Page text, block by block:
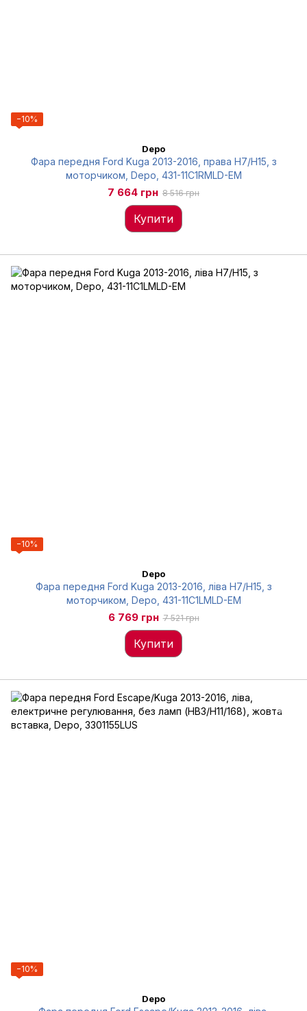
−10%
Depo
Фара передня Ford Kuga 2013-2016, права H7/H15, з
моторчиком, Depo, 431-11C1RMLD-EM
7 664 грн 8 516 грн
Купити
−10%
Depo
Фара передня Ford Kuga 2013-2016, ліва H7/H15, з
моторчиком, Depo, 431-11C1LMLD-EM
6 769 грн 7 521 грн
Купити
−10%
Depo